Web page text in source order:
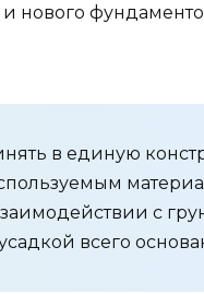
нового
в единую
с
всего